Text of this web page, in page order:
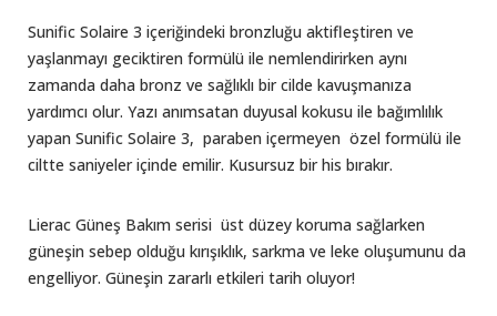
Sunific Solaire 3 içeriğindeki bronzluğu aktifleştiren ve
yaşlanmayı geciktiren formülü ile nemlendirirken aynı
zamanda daha bronz ve sağlıklı bir cilde kavuşmanıza
yardımcı olur. Yazı anımsatan duyusal kokusu ile bağımlılık
yapan Sunific Solaire 3, paraben içermeyen özel formülü ile
ciltte saniyeler içinde emilir. Kusursuz bir his bırakır.
Lierac Güneş Bakım serisi üst düzey koruma sağlarken
güneşin sebep olduğu kırışıklık, sarkma ve leke oluşumunu da
engelliyor. Güneşin zararlı etkileri tarih oluyor!